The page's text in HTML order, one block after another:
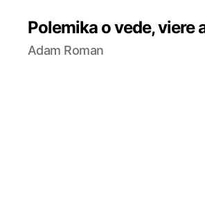
Polemika o vede, viere
Adam Roman